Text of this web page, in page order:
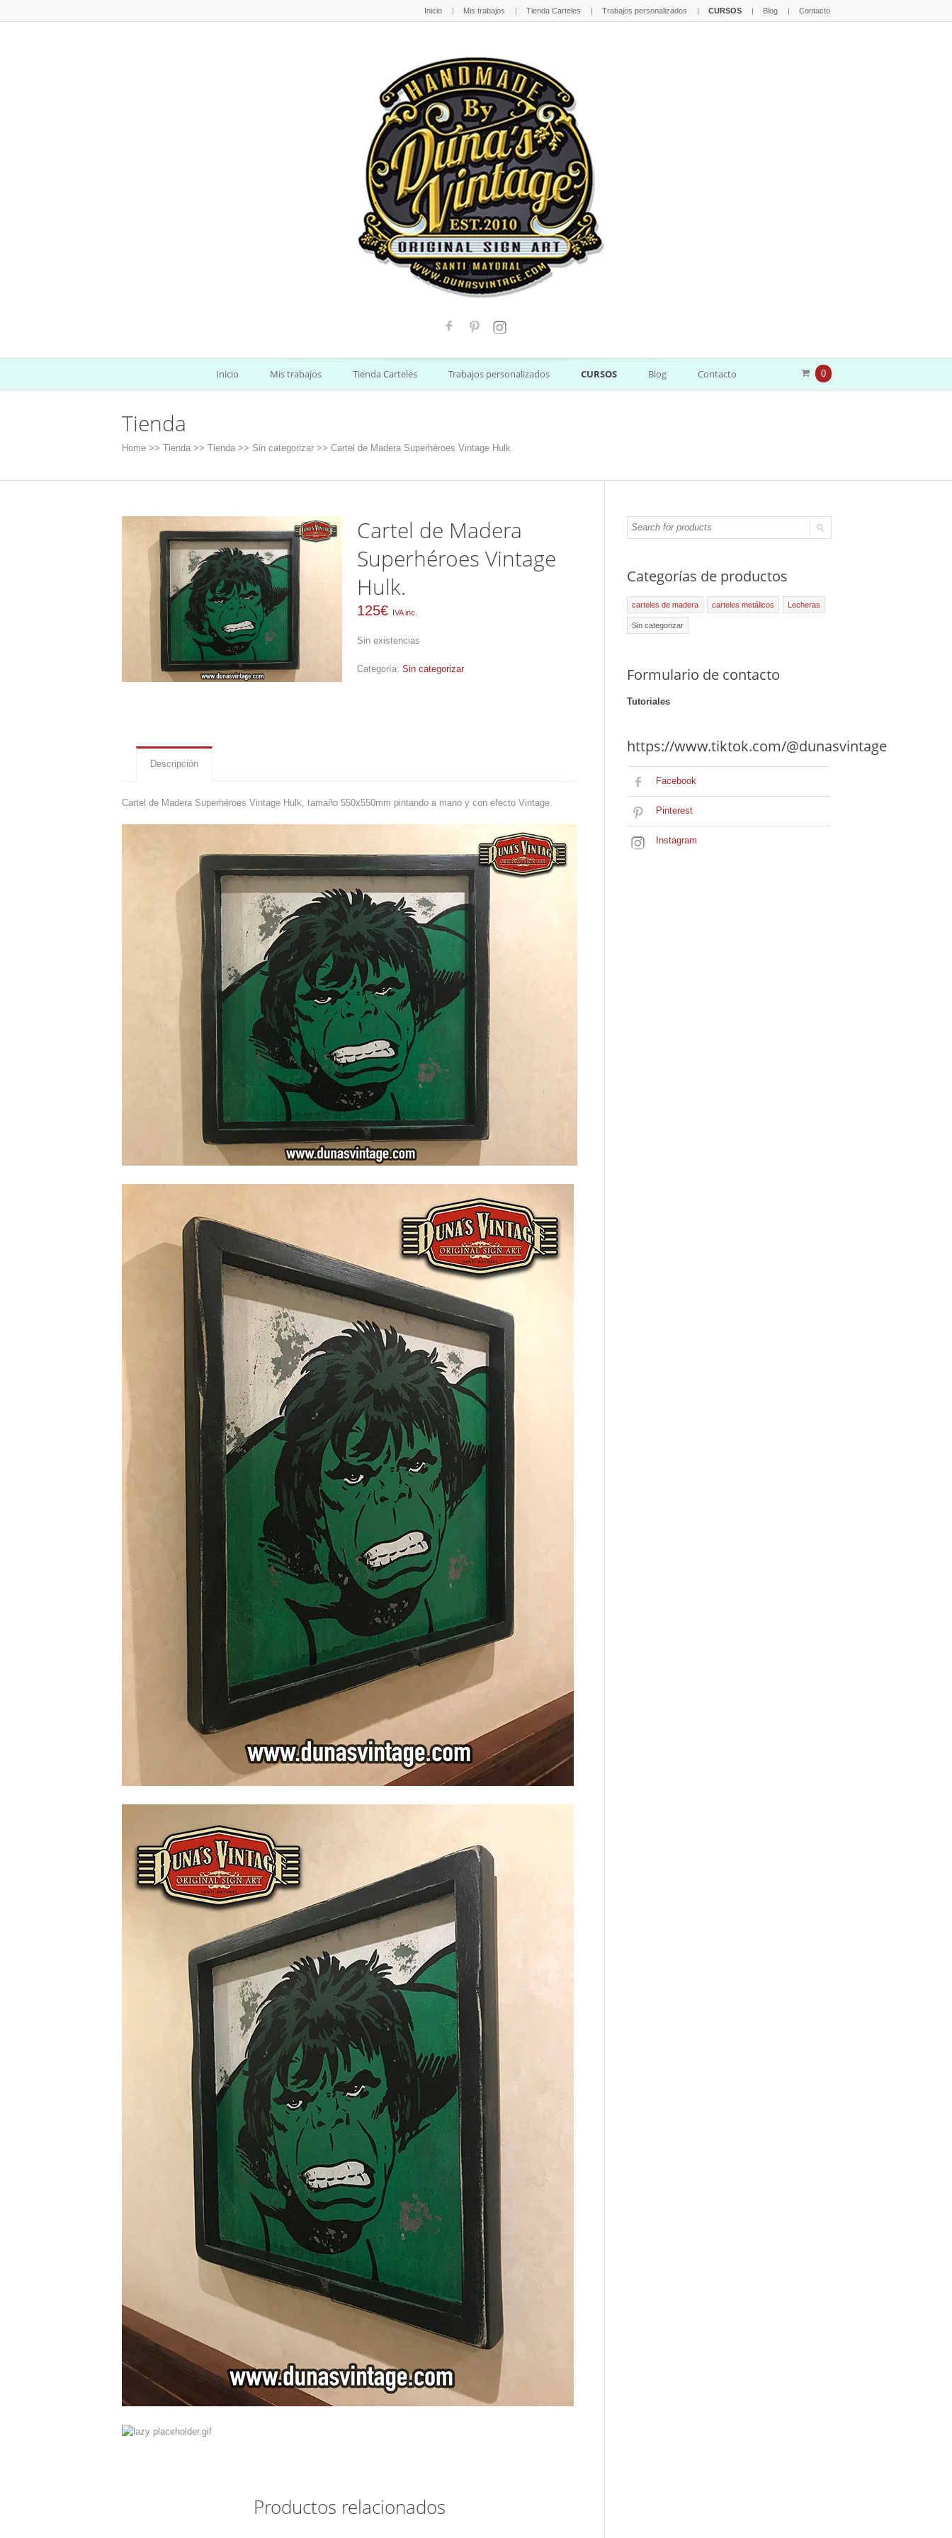
Inicio Mis trabajos Tienda Carteles Trabajos personalizados CURSOS Blog Contacto
0
Inicio Mis trabajos Tienda Carteles Trabajos personalizados CURSOS Blog Contacto
Tienda
Home >> Tienda >> Tienda >> Sin categorizar >> Cartel de Madera Superhéroes Vintage Hulk.
Cartel de Madera
Superhéroes Vintage
Hulk.
125€ IVA inc.
Sin existencias
Categoría: Sin categorizar
Descripción
Cartel de Madera Superhéroes Vintage Hulk, tamaño 550x550mm pintando a mano y con efecto Vintage.
Productos relacionados
Categorías de productos
carteles de madera carteles metálicos Lecheras
Sin categorizar
Formulario de contacto
Tutoriales
https://www.tiktok.com/@dunasvintage
Facebook
Pinterest
Instagram